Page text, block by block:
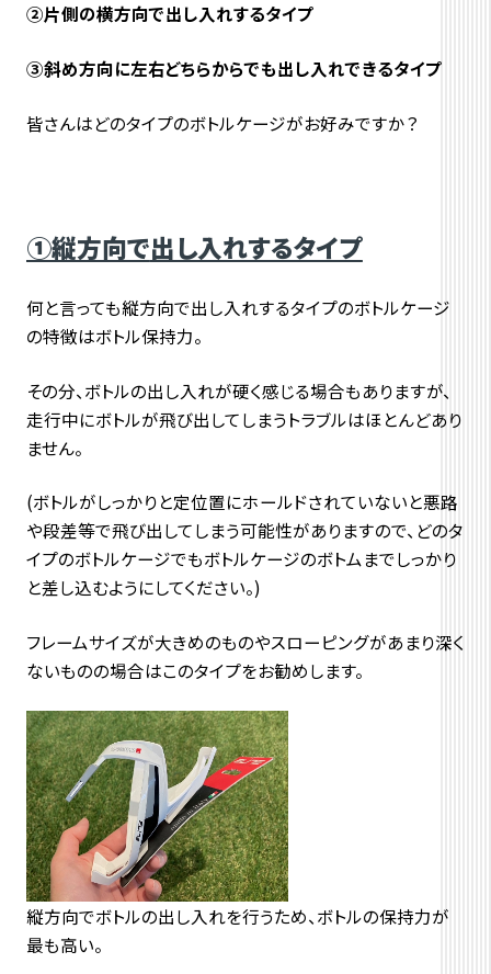
②片側の横方向で出し入れするタイプ
③斜め方向に左右どちらからでも出し入れできるタイプ
皆さんはどのタイプのボトルケージがお好みですか？
①縦方向で出し入れするタイプ
何と言っても縦方向で出し入れするタイプのボトルケージ
の特徴はボトル保持力。
その分、ボトルの出し入れが硬く感じる場合もありますが、
走行中にボトルが飛び出してしまうトラブルはほとんどあり
ません。
(ボトルがしっかりと定位置にホールドされていないと悪路
や段差等で飛び出してしまう可能性がありますので、どのタ
イプのボトルケージでもボトルケージのボトムまでしっかり
と差し込むようにしてください。)
フレームサイズが大きめのものやスローピングがあまり深く
ないものの場合はこのタイプをお勧めします。
縦方向でボトルの出し入れを行うため、ボトルの保持力が
最も高い。